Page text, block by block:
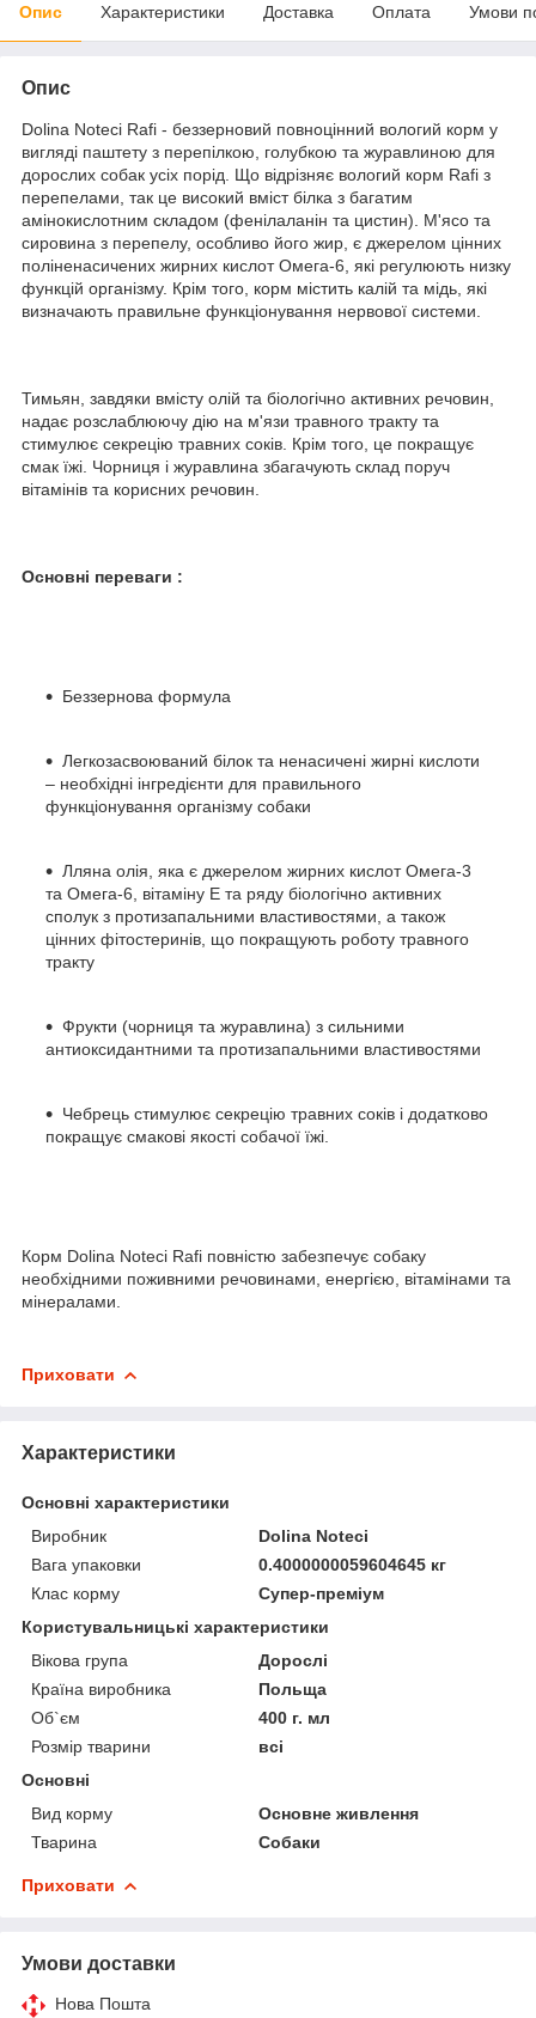
Опис Характеристики Доставка Оплата Умови
Опис
Dolina Noteci Rafi - беззерновий повноцінний вологий корм у
вигляді паштету з перепілкою, голубкою та журавлиною для
дорослих собак усіх порід. Що відрізняє вологий корм Rafi з
перепелами, так це високий вміст білка з багатим
амінокислотним складом (фенілаланін та цистин). М'ясо та
сировина з перепелу, особливо його жир, є джерелом цінних
поліненасичених жирних кислот Омега-6, які регулюють низку
функцій організму. Крім того, корм містить калій та мідь, які
визначають правильне функціонування нервової системи.
Тимьян, завдяки вмісту олій та біологічно активних речовин,
надає розслаблюючу дію на м'язи травного тракту та
стимулює секрецію травних соків. Крім того, це покращує
смак їжі. Чорниця і журавлина збагачують склад поруч
вітамінів та корисних речовин.
Основні переваги :
Беззернова формула
Легкозасвоюваний білок та ненасичені жирні кислоти
– необхідні інгредієнти для правильного
функціонування організму собаки
Лляна олія, яка є джерелом жирних кислот Омега-3
та Омега-6, вітаміну Е та ряду біологічно активних
сполук з протизапальними властивостями, а також
цінних фітостеринів, що покращують роботу травного
тракту
Фрукти (чорниця та журавлина) з сильними
антиоксидантними та протизапальними властивостями
Чебрець стимулює секрецію травних соків і додатково
покращує смакові якості собачої їжі.
Корм Dolina Noteci Rafi повністю забезпечує собаку
необхідними поживними речовинами, енергією, вітамінами та
мінералами.
Приховати
Характеристики
Основні характеристики
Виробник
Dolina Noteci
Вага упаковки
0.4000000059604645 кг
Клас корму
Супер-преміум
Користувальницькі характеристики
Вікова група
Дорослі
Країна виробника
Польща
Об`єм
400 г. мл
Розмір тварини
всі
Основні
Вид корму
Основне живлення
Тварина
Собаки
Приховати
Умови доставки
Нова Пошта